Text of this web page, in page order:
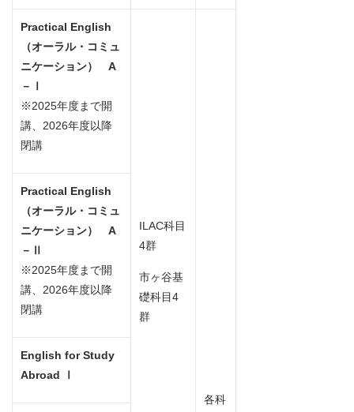
Practical English
（オーラル・コミュ
ニケーション） A
－Ⅰ
※2025年度まで開
講、2026年度以降
閉講
ILAC科目
4群
市ヶ谷基
礎科目4
群
各科
Practical English
（オーラル・コミュ
ニケーション） A
－Ⅱ
※2025年度まで開
講、2026年度以降
閉講
English for Study
Abroad
Ⅰ